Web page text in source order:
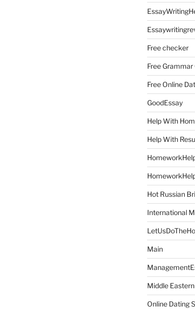
Free checker
Free
Free Online
GoodEssay
Help With
Help With
Hot Russian
International
Main
Middle
Online Dating